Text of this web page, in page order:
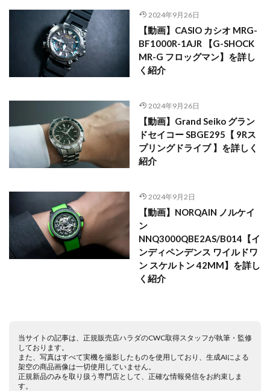
2024年9月26日
【動画】CASIO カシオ MRG-
BF1000R-1AJR 【G-SHOCK
MR-G フロッグマン】を詳し
く紹介
2024年9月26日
【動画】Grand Seiko グラン
ドセイコー SBGE295【 9Rス
プリングドライブ 】を詳しく
紹介
2024年9月2日
【動画】NORQAIN ノルケイ
ン
NNQ3000QBE2AS/B014【イ
ンディペンデンス ワイルドワ
ン スケルトン 42MM】を詳し
く紹介
当サイトの記事は、正規販売店ハラダのCWC取得スタッフが執筆・監修
しております。
また、写真はすべて実機を撮影したものを使用しており、生成AIによる
架空の商品画像は一切使用していません。
正規新品のみを取り扱う専門店として、正確な情報発信をお約束しま
す。